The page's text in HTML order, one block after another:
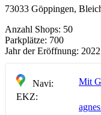
73033 Göppingen,
Anzahl Shops: 50
Parkplätze: 700
Jahr der Eröffnung: 2022
Navi:
Mit
EKZ: